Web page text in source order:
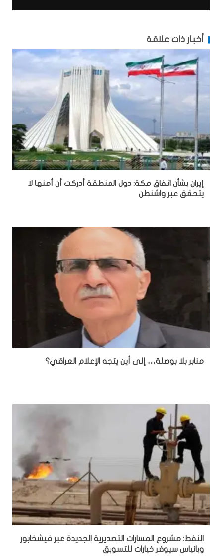
أخبار ذات علاقة
إيران بشأن اتفاق مكة: دول المنطقة أدركت أن أمنها لا
يتحقق عبر واشنطن
منابر بلا بوصلة… إلى أين يتجه الإعلام العراقي؟
النفط: مشروع المسارات التصديرية الجديدة عبر فيشخابور
وبانياس سيوفر خيارات للتسويق